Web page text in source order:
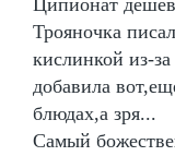
Ципионат
Трояночка
кислинкой из-
добавила
блюдах,а зря...
Самый